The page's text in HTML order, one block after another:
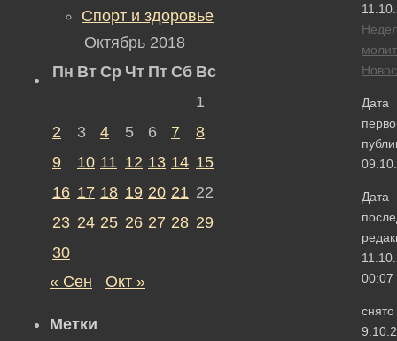
Дата
Дата
00:07
снято
Спорт и здоровье
Октябрь 2018
Пн Вт Ср Чт Пт Сб Вс
1
2
3 4 5 6 7
8
9
10 11 12 13 14 15
16 17 18 19 20 21 22
23 24 25 26 27 28 29
30
« Сен
Окт »
Метки